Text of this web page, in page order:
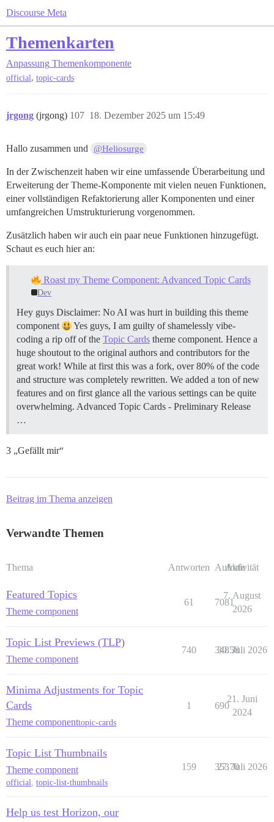
Discourse Meta
Themenkarten
Anpassung Themenkomponente
official, topic-cards
jrgong (jrgong) 18. Dezember 2025 um 15:49
107
Hallo zusammen und @Heliosurge
In der Zwischenzeit haben wir eine umfassende Überarbeitung und
Erweiterung der Theme-Komponente mit vielen neuen Funktionen,
einer vollständigen Refaktorierung aller Komponenten und einer
umfangreichen Umstrukturierung vorgenommen.
Zusätzlich haben wir auch ein paar neue Funktionen hinzugefügt.
Schaut es euch hier an:
Roast my Theme Component: Advanced Topic Cards
Dev
Hey guys Disclaimer: No AI was hurt in building this theme
component
Yes guys, I am guilty of shamelessly vibe-
coding a rip off of the Topic Cards theme component. Hence a
huge shoutout to the original authors and contributors for the
great work! While at first this was a fork, over 80% of the code
and structure was completely rewritten. We added a ton of new
features and on first glance all the various settings can be quite
overwhelming. Advanced Topic Cards - Preliminary Release
…
3 „Gefällt mir“
Beitrag im Thema anzeigen
Verwandte Themen
Thema Antworten Aufrufe
Aktivität
Featured Topics
Theme component
61 7081
7. August
2026
Topic List Previews (TLP)
Theme component
740 34858
30. Juli 2026
Minima Adjustments for Topic
Cards
Theme componenttopic-cards
1 690
21. Juni
2024
Topic List Thumbnails
Theme component
official, topic-list-thumbnails
159 35370
27. Juli 2026
Help us test Horizon, our